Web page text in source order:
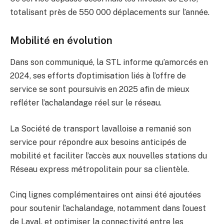
totalisant près de 550 000 déplacements sur l’année.
Mobilité en évolution
Dans son communiqué, la STL informe qu’amorcés en
2024, ses efforts d’optimisation liés à l’offre de
service se sont poursuivis en 2025 afin de mieux
refléter l’achalandage réel sur le réseau.
La Société de transport lavalloise a remanié son
service pour répondre aux besoins anticipés de
mobilité et faciliter l’accès aux nouvelles stations du
Réseau express métropolitain pour sa clientèle.
Cinq lignes complémentaires ont ainsi été ajoutées
pour soutenir l’achalandage, notamment dans l’ouest
de Laval, et optimiser la connectivité entre les